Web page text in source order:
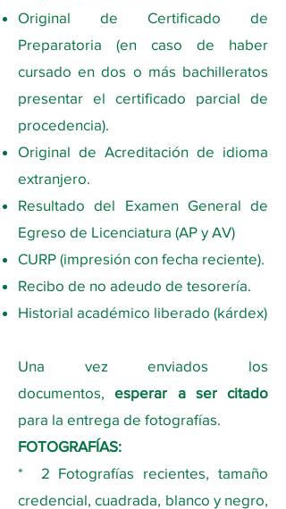
Original de Certificado de
Preparatoria (en caso de haber
cursado en dos o más bachilleratos
presentar el certificado parcial de
procedencia).
Original de Acreditación de idioma
extranjero.
Resultado del Examen General de
Egreso de Licenciatura (AP y AV)
CURP (impresión con fecha reciente).
Recibo de no adeudo de tesorería.
Historial académico liberado (kárdex)
Una vez enviados los
documentos,esperar a ser citado
para la entrega de fotografías.
FOTOGRAFÍAS:
* 2 Fotografías recientes, tamaño
credencial, cuadrada, blanco y negro,